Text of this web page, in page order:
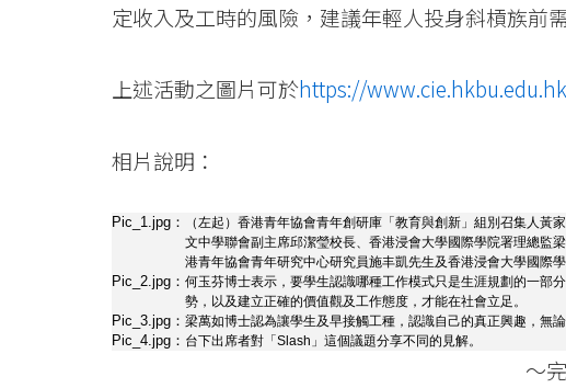
定收入及工時的風險，建議年輕人投身斜槓族前
上述活動之圖片可於https://
相片說明：
Pic_1.jpg：
（左起）香港青年協會青年創研庫「教育與創新」組別召集人黃
文中學聯會副主席邱潔瑩校長、香港浸會大學國際學院署理總監
港青年協會青年研究中心研究員施丰凱先生及香港浸會大學國際學
Pic_2.jpg： 何玉芬博士表示，要學生認識哪種工作模式只是生涯規劃的一部
勢，以及建立正確的價值觀及工作態度，才能在社會立足。
Pic_3.jpg： 梁萬如博士認為讓學生及早接觸工種，認識自己的真正興趣，無
Pic_4.jpg： 台下出席者對「Slash」這個議題分享不同的見解。
～